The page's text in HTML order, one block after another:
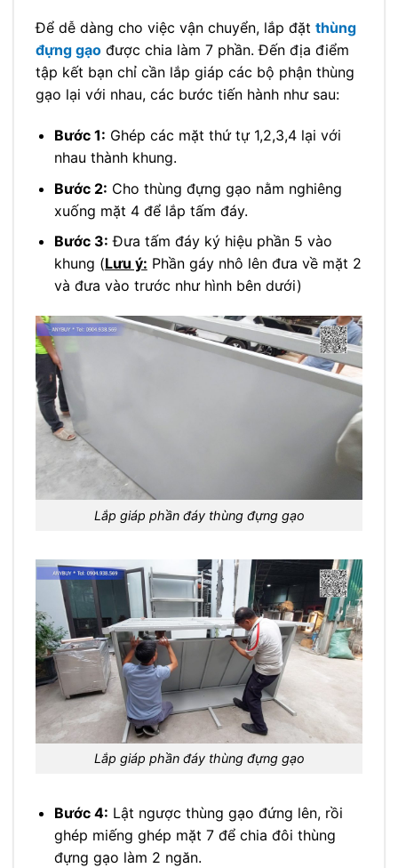
Để dễ dàng cho việc vận chuyển, lắp đặt thùng
đựng gạo được chia làm 7 phần. Đến địa điểm
tập kết bạn chỉ cần lắp giáp các bộ phận thùng
gạo lại với nhau, các bước tiến hành như sau:
Bước 1: Ghép các mặt thứ tự 1,2,3,4 lại với
nhau thành khung.
Bước 2: Cho thùng đựng gạo nằm nghiêng
xuống mặt 4 để lắp tấm đáy.
Bước 3: Đưa tấm đáy ký hiệu phần 5 vào
khung (Lưu ý: Phần gáy nhô lên đưa về mặt 2
và đưa vào trước như hình bên dưới)
Lắp giáp phần đáy thùng đựng gạo
Lắp giáp phần đáy thùng đựng gạo
Bước 4: Lật ngược thùng gạo đứng lên, rồi
ghép miếng ghép mặt 7 để chia đôi thùng
đựng gạo làm 2 ngăn.